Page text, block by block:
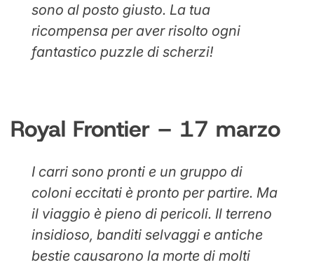
sono al posto giusto. La tua
ricompensa per aver risolto ogni
fantastico puzzle di scherzi!
Royal Frontier – 17 marzo
I carri sono pronti e un gruppo di
coloni eccitati è pronto per partire. Ma
il viaggio è pieno di pericoli. Il terreno
insidioso, banditi selvaggi e antiche
bestie causarono la morte di molti